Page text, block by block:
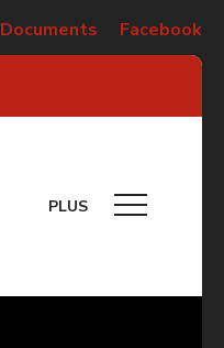
Documents Facebook
PLUS